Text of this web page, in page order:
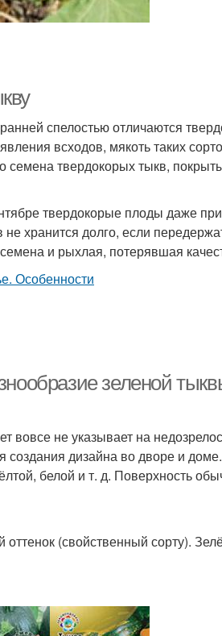
спелостью отличаются
всходов, мякоть таких
семена твердокорых тыкв,
твердокорые плоды даже
хранится долго, если
и рыхлая, потерявшая
зеленой
вовсе не указывает на
создания дизайна во дворе и
белой и т. д. Поверхность
(свойственный сорту).